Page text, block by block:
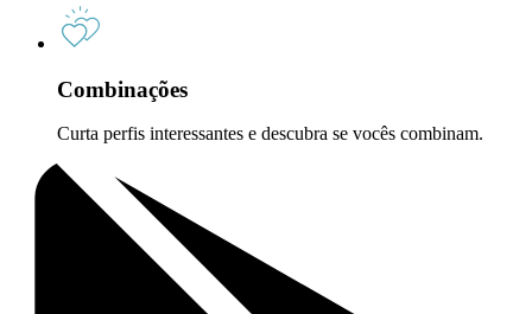
Combinações
Curta perfis interessantes e descubra se vocês combinam.